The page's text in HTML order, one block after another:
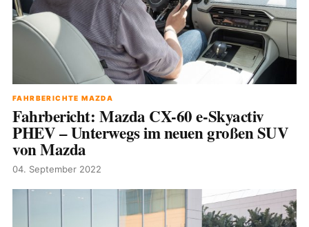
FAHRBERICHTE MAZDA
Fahrbericht: Mazda CX-60 e-Skyactiv
PHEV – Unterwegs im neuen großen SUV
von Mazda
04. September 2022